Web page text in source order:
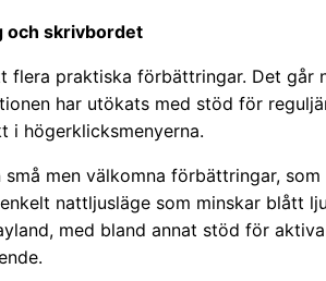
och skrivbordet
flera praktiska förbättringar. Det går
har utökats med stöd för
i högerklicksmenyerna.
men välkomna förbättringar,
nattljusläge som minskar blått
med bland annat stöd för